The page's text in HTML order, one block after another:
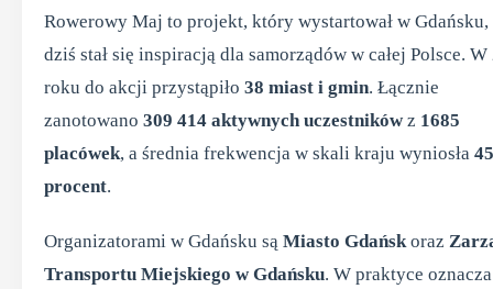
Rowerowy Maj to projekt, który wystartował w Gdańsku,
dziś stał się inspiracją dla samorządów w całej Polsce. W
roku do akcji przystąpiło 38 miast i gmin. Łącznie
zanotowano 309 414 aktywnych uczestników z 1685
placówek, a średnia frekwencja w skali kraju wyniosła 45
procent.
Organizatorami w Gdańsku są Miasto Gdańskoraz
Transportu Miejskiego w Gdańsku. W praktyce